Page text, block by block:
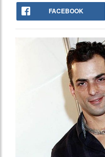
FACEBOOK